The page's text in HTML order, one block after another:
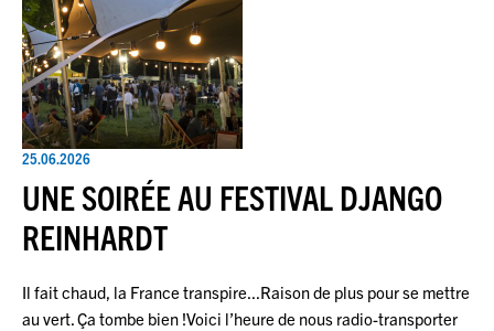
25.06.2026
UNE SOIRÉE AU FESTIVAL DJANGO
REINHARDT
Il fait chaud, la France transpire...Raison de plus pour se mettre
au vert. Ça tombe bien !Voici l’heure de nous radio-transporter